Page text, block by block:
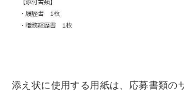
添え状に使用する用紙は、応募書類の